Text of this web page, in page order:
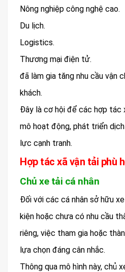
Nông nghiệp công nghệ cao.
Du lịch.
Logistics.
Thương mại điện tử.
đã làm gia tăng nhu cầu vận
khách.
Đây là cơ hội để các hợp tác
mô hoạt động, phát triển
lực cạnh tranh.
Hợp tác xã vận tải phù
Chủ xe tải cá nhân
Đối với các cá nhân sở hữu
kiện hoặc chưa có nhu cầu
riêng, việc tham gia hoặc
lựa chọn đáng cân nhắc.
Thông qua mô hình này, chủ